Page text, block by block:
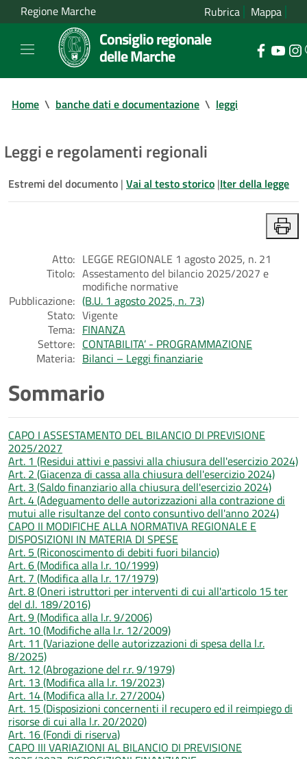
Regione Marche Rubrica Mappa
Consiglio regionale
delle Marche
Home \ banche dati e documentazione \ leggi
Leggi e regolamenti regionali
Estremi del documento | Vai al testo storico |Iter della legge
Atto: LEGGE REGIONALE 1 agosto 2025, n. 21
Titolo: Assestamento del bilancio 2025/2027 e
modifiche normative
Pubblicazione: (B.U. 1 agosto 2025, n. 73)
Stato: Vigente
Tema: FINANZA
Settore: CONTABILITA’ - PROGRAMMAZIONE
Materia: Bilanci – Leggi finanziarie
Sommario
CAPO I ASSESTAMENTO DEL BILANCIO DI PREVISIONE
2025/2027
Art. 1 (Residui attivi e passivi alla chiusura dell'esercizio 2024)
Art. 2 (Giacenza di cassa alla chiusura dell'esercizio 2024)
Art. 3 (Saldo finanziario alla chiusura dell'esercizio 2024)
Art. 4 (Adeguamento delle autorizzazioni alla contrazione di
mutui alle risultanze del conto consuntivo dell'anno 2024)
CAPO II MODIFICHE ALLA NORMATIVA REGIONALE E
DISPOSIZIONI IN MATERIA DI SPESE
Art. 5 (Riconoscimento di debiti fuori bilancio)
Art. 6 (Modifica alla l.r. 10/1999)
Art. 7 (Modifica alla l.r. 17/1979)
Art. 8 (Oneri istruttori per interventi di cui all'articolo 15 ter
del d.l. 189/2016)
Art. 9 (Modifica alla l.r. 9/2006)
Art. 10 (Modifiche alla l.r. 12/2009)
Art. 11 (Variazione delle autorizzazioni di spesa della l.r.
8/2025)
Art. 12 (Abrogazione del r.r. 9/1979)
Art. 13 (Modifica alla l.r. 19/2023)
Art. 14 (Modifica alla l.r. 27/2004)
Art. 15 (Disposizioni concernenti il recupero ed il reimpiego di
risorse di cui alla l.r. 20/2020)
Art. 16 (Fondi di riserva)
CAPO III VARIAZIONI AL BILANCIO DI PREVISIONE